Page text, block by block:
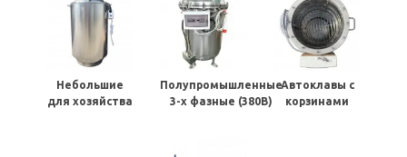
Небольшие
для хозяйства
Полупромышленные
3-х фазные (380В)
Автоклавы с
корзинами